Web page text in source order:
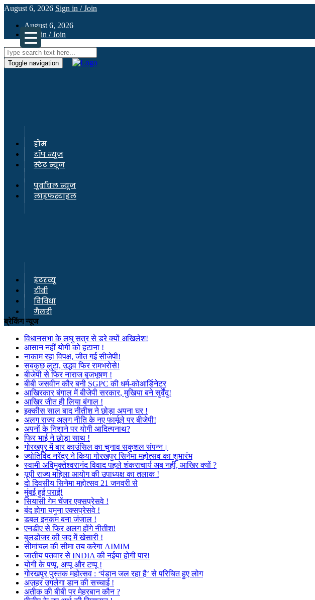
August 6, 2026 Sign in / Join
August 6, 2026
Sign in / Join
Toggle navigation
होम
टॉप न्यूज
स्टेट न्यूज
पूर्वांचल न्यूज
लाइफस्टाइल
इंटरव्यू
टीवी
विविधा
गैलरी
ब्रेकिंग न्यूज
विधानसभा के लघु सत्र से डरे क्यों अखिलेश!
आसान नहीं योगी को हटाना !
नाकाम रहा विपक्ष, जीत गई सीजेपी!
सबकुछ लुटा, उद्धव फिर रामभरोसे!
बीजेपी से फिर नाराज बृजभूषण !
बीबी जसवीन कौर बनी SGPC की धर्म-कोआर्डिनेटर
आखिरकार बंगाल में बीजेपी सरकार, मुखिया बने सुर्वेंदु!
आखिर जीत ही लिया बंगाल !
इक्कीस साल बाद नीतीश ने छोड़ा अपना घर !
अलग राज्य अलग नीति के नए फार्मूले पर बीजेपी!
अपनों के निशाने पर योगी आदित्यनाथ?
फिर भाई ने छोड़ा साथ !
गोरखपुर में बार काउंसिल का चुनाव सकुशल संपन्न।
ज्योतिर्विद नरेंद्र ने किया गोरखपुर सिनेमा महोत्सव का शुभारंभ
स्वामी अविमुक्तेश्वरानंद विवाद पहले शंकराचार्य अब नहीं, आखिर क्यों ?
यूपी राज्य महिला आयोग की उपाध्यक्ष का तलाक !
दो दिवसीय सिनेमा महोत्सव 21 जनवरी से
मुंबई हुई पराई!
सियासी गेम चेंजर एक्सप्रेसवे !
बंद होगा यमुना एक्सप्रेसवे !
डबल इनकम बना जंजाल !
एनडीए से फिर अलग होंगे नीतीश!
बुलडोजर की जद में खेसारी !
सीमांचल की सीमा तय करेगा AIMIM
जातीय पतवार से INDIA की नईया होगी पार!
योगी के पप्पू, अप्पू और टप्पू !
गोरखपुर पुस्तक महोत्सव : ‘पंडान जल रहा है’ से परिचित हुए लोग
अज़हर उगलेगा डान की सच्चाई !
अतीक की बीबी पर मेहरबान कौन ?